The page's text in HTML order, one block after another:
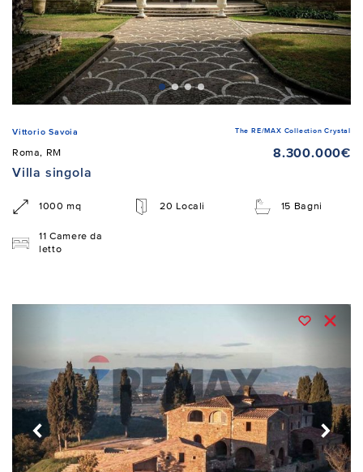
Vittorio Savoia The RE/MAX Collection Crystal
Roma, RM
8.300.000€
Villa singola
1000 mq 20 Locali 15 Bagni
11 Camere da
letto